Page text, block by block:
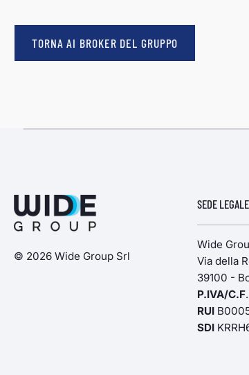
TORNA AI BROKER DEL GRUPPO
© 2026 Wide Group Srl
SEDE LEGALE
Wide
Via della
39100 -
P.IVA/C.F
RUI
SDI